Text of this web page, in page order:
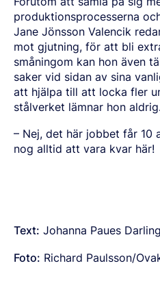
produktionsprocesserna
Jane Jönsson Valencik
mot gjutning, för att bli
småningom kan hon även tä
saker vid sidan av sina
att hjälpa till att locka fler
stålverket lämnar hon aldrig.
– Nej, det här jobbet får 10
nog alltid att vara kvar här!
Text: Johanna Paues
Foto: Richard Paulsson/